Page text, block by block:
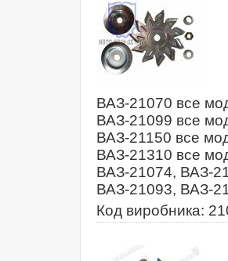
ВАЗ-21070 все
ВАЗ-21099 все
ВАЗ-21150 все
ВАЗ-21310 все
ВАЗ-21074, ВАЗ-
ВАЗ-21093, ВАЗ-
Код виробника: